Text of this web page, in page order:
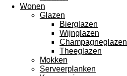
Wonen
Glazen
Bierglazen
Wijnglazen
Champagneglazen
Theeglazen
Mokken
Serveerplanken